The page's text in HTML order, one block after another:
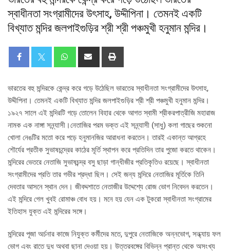
স্বাধীনতা সংগ্রামীদের উৎসাহ, উদ্দীপিনা। তেমনই একটি
বিখ্যাত মন্দির জলপাইগুড়ির শ্রী শ্রী পঞ্চমুখী হনুমান মন্দির।
ভারতের বহু মন্দিরকে কেন্দ্র করে গড়ে উঠেছিল ভারতের স্বাধীনতা সংগ্রামীদের উৎসাহ,
উদ্দীপিনা। তেমনই একটি বিখ্যাত মন্দির জলপাইগুড়ির শ্রী শ্রী পঞ্চমুখী হনুমান মন্দির।
১৯২৭ সালে এই মন্দিরটি গড়ে তোলেন বিহার থেকে আগত স্বামী শ্রীকরপাত্রীজি মহারাজ
নামক এক নাঙ্গা সন্ন্যাসী।নেতাজির পরম ভক্ত এই সন্ন্যাসী (সাধু) কলা গাছের শুকনো
খোলা নেঙটির মতো করে পড়ে হনুমানজির আরাধনা করতেন। তারই একান্ত আগ্রহে
শৌর্যের প্রতীক সুভাষচন্দ্রের কাঠের মূর্তি স্থাপন করে প্রতিদিন তার পুজো করতে থাকেন।
মন্দিরের ভেতরে নেতাজি সুভাষচন্দ্র বসু ছাড়া গান্ধীজীর প্রতিকৃতিও রয়েছে। স্বাধীনতা
সংগ্রামীদের প্রতি তার গভীর শ্রদ্ধা ছিল। সেই জন্য মন্দিরে নেতাজির মূর্তিকে তিনি
দেবতার আসনে স্থান দেন। জীবদ্দশাতে নেতাজীর উদ্দেশ্যে রোজ ভোগ নিবেদন করতেন।
এই মন্দিরে গেল খুবই রোমাঞ্চ বোধ হয়। মনে হয় যেন এক টুকরো স্বাধীনতা সংগ্রামের
ইতিহাস যুক্ত এই মন্দিরের সঙ্গে।
মন্দিরের পূজা অর্চনার কাজে নিযুক্ত কর্মীদের মতে, দুপুরে নেতাজিকে অন্নভোগ, সন্ধ্যায় ফল
ভোগ এবং রাতে দুধ অথবা ছানা দেওয়া হয়। উত্তরবঙ্গের বিভিন্ন প্রান্ত থেকে অসংখ্য